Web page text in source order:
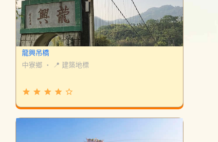
龍興吊橋
中寮鄉 ・ 📍 建築地標
grade grade grade grade star_border